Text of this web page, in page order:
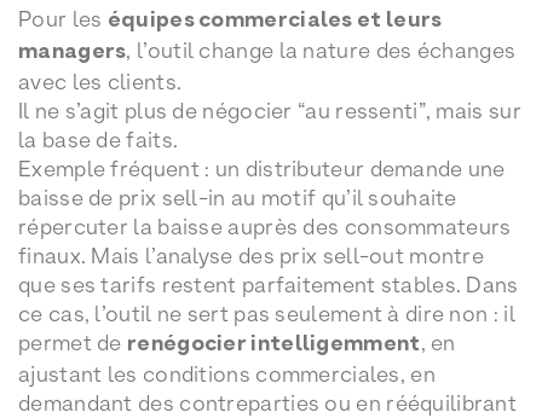
Pour les équipes commerciales et leurs
managers, l’outil change la nature des échanges
avec les clients.
Il ne s’agit plus de négocier “au ressenti”, mais sur
la base de faits.
Exemple fréquent : un distributeur demande une
baisse de prix sell-in au motif qu’il souhaite
répercuter la baisse auprès des consommateurs
finaux. Mais l’analyse des prix sell-out montre
que ses tarifs restent parfaitement stables. Dans
ce cas, l’outil ne sert pas seulement à dire non : il
permet de renégocier intelligemment, en
ajustant les conditions commerciales, en
demandant des contreparties ou en rééquilibrant